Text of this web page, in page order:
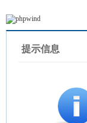
提示信息